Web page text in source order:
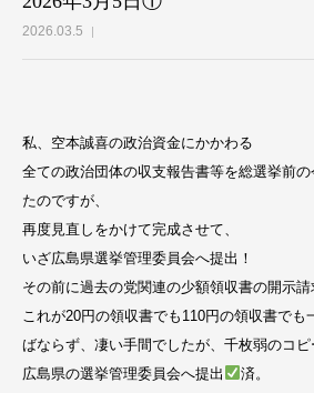
2026.03.5
私、空本誠喜の政治資金にかかわる
全ての政治団体の収支報告書等を総選挙前
たのですが、
再度見直しをかけて完成させて、
いざ広島県選挙管理委員会へ提出！
その前に過去の党関連の少額領収書の開示請
これが20円の領収書でも110円の領収書でも
ばならず、凄い手間でしたが、千枚弱のコピ
広島県の選挙管理委員会へ提出
済。